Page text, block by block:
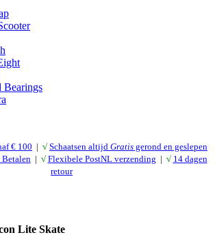
Bearings
€ 100 | √ Schaatsen altijd Gratis gerond en geslepen
| √ Flexibele PostNL verzending | √ 14 dagen
retour
Lite Skate